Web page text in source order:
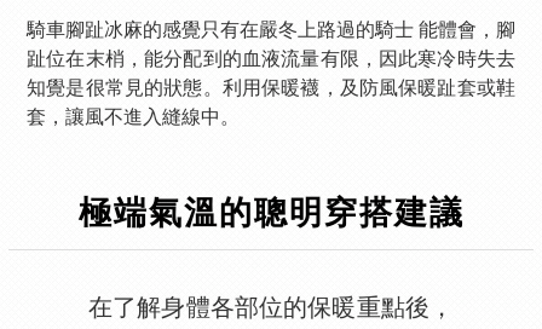
騎車腳趾冰麻的感覺只有在嚴冬上路過的騎士 能體會，腳
趾位在末梢，能分配到的血液流量有限，因此寒冷時失去
知覺是很常見的狀態。利用保暖襪，及防風保暖趾套或鞋
套，讓風不進入縫線中。
極端氣溫的聰明穿搭建議
在了解身體各部位的保暖重點後，